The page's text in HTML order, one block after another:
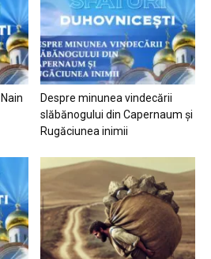
Despre minunea vindecării
slăbănogului din Capernaum și
Rugăciunea inimii